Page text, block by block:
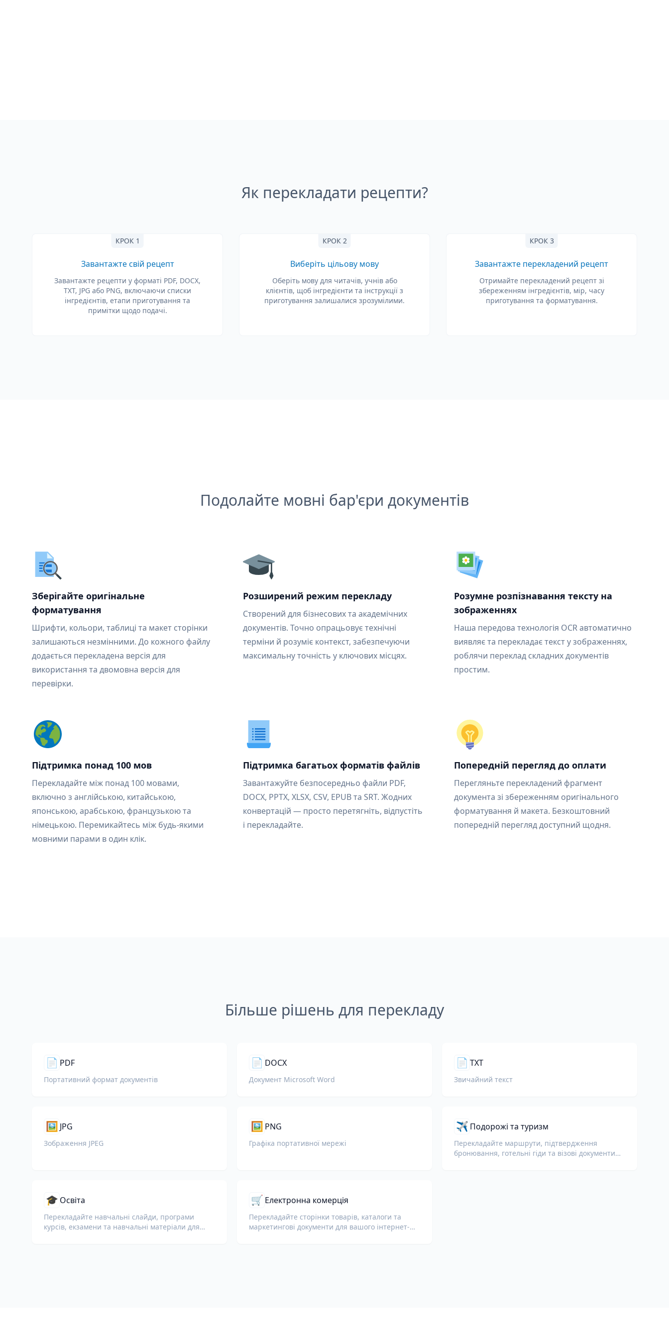
Як перекладати рецепти?
КРОК 1
Завантажте свій рецепт
Завантажте рецепти у форматі PDF, DOCX,
TXT, JPG або PNG, включаючи списки
інгредієнтів, етапи приготування та
примітки щодо подачі.
КРОК 2
Виберіть цільову мову
Оберіть мову для читачів, учнів або
клієнтів, щоб інгредієнти та інструкції з
приготування залишалися зрозумілими.
КРОК 3
Завантажте перекладений рецепт
Отримайте перекладений рецепт зі
збереженням інгредієнтів, мір, часу
приготування та форматування.
Подолайте мовні бар'єри документів
Зберігайте оригінальне
форматування
Шрифти, кольори, таблиці та макет сторінки
залишаються незмінними. До кожного файлу
додається перекладена версія для
використання та двомовна версія для
перевірки.
Розширений режим перекладу
Створений для бізнесових та академічних
документів. Точно опрацьовує технічні
терміни й розуміє контекст, забезпечуючи
максимальну точність у ключових місцях.
Розумне розпізнавання тексту на
зображеннях
Наша передова технологія OCR автоматично
виявляє та перекладає текст у зображеннях,
роблячи переклад складних документів
простим.
Підтримка понад 100 мов
Перекладайте між понад 100 мовами,
включно з англійською, китайською,
японською, арабською, французькою та
німецькою. Перемикайтесь між будь-якими
мовними парами в один клік.
Підтримка багатьох форматів файлів
Завантажуйте безпосередньо файли PDF,
DOCX, PPTX, XLSX, CSV, EPUB та SRT. Жодних
конвертацій — просто перетягніть, відпустіть
і перекладайте.
Попередній перегляд до оплати
Перегляньте перекладений фрагмент
документа зі збереженням оригінального
форматування й макета. Безкоштовний
попередній перегляд доступний щодня.
Більше рішень для перекладу
📄 PDF
Портативний формат документів
📄 DOCX
Документ Microsoft Word
📄 TXT
Звичайний текст
🖼️ JPG
Зображення JPEG
🖼️ PNG
Графіка портативної мережі
✈️ Подорожі та туризм
Перекладайте маршрути, підтвердження
бронювання, готельні гіди та візові документи
🎓 Освіта
Перекладайте навчальні слайди, програми
курсів, екзамени та навчальні матеріали для
🛒 Електронна комерція
Перекладайте сторінки товарів, каталоги та
маркетингові документи для вашого інтернет-